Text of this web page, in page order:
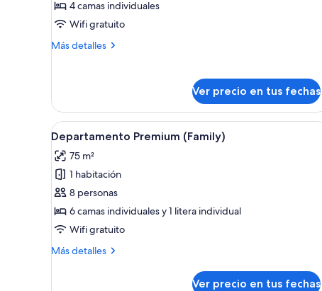
Departamento
(4
Beds)
4 camas individuales
Wifi gratuito
Más detalles
Más
Single-
Beds)
Ver precio en tus fechas
Ver
todas
las
fotos
de
Departamento
Premium
Una habitación de hotel
13
Departamento Premium (Family)
75 m²
1 habitación
8 personas
6 camas individuales y 1 litera individual
Wifi gratuito
Más detalles
Más
Ver precio en tus fechas